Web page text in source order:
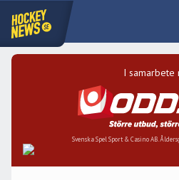
I samarbete
Svenska Spel Sport & Casino AB.